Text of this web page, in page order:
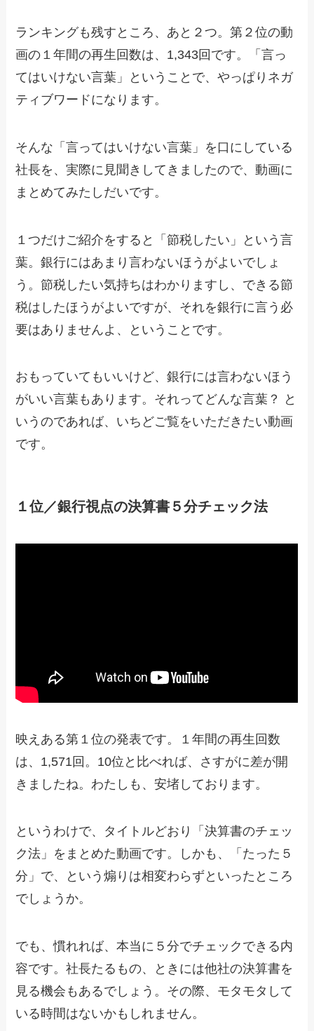
ランキングも残すところ、あと２つ。第２位の動
画の１年間の再生回数は、1,343回です。「言っ
てはいけない言葉」ということで、やっぱりネガ
ティブワードになります。
そんな「言ってはいけない言葉」を口にしている
社長を、実際に見聞きしてきましたので、動画に
まとめてみたしだいです。
１つだけご紹介をすると「節税したい」という言
葉。銀行にはあまり言わないほうがよいでしょ
う。節税したい気持ちはわかりますし、できる節
税はしたほうがよいですが、それを銀行に言う必
要はありませんよ、ということです。
おもっていてもいいけど、銀行には言わないほう
がいい言葉もあります。それってどんな言葉？ と
いうのであれば、いちどご覧をいただきたい動画
です。
１位／銀行視点の決算書５分チェック法
映えある第１位の発表です。１年間の再生回数
は、1,571回。10位と比べれば、さすがに差が開
きましたね。わたしも、安堵しております。
というわけで、タイトルどおり「決算書のチェッ
ク法」をまとめた動画です。しかも、「たった５
分」で、という煽りは相変わらずといったところ
でしょうか。
でも、慣れれば、本当に５分でチェックできる内
容です。社長たるもの、ときには他社の決算書を
見る機会もあるでしょう。その際、モタモタして
いる時間はないかもしれません。